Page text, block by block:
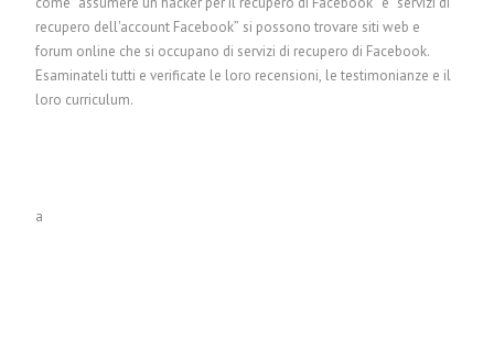
recupero dell'account Facebook” si possono trovare siti web e
forum online che si occupano di servizi di recupero di Facebook.
Esaminateli tutti e verificate le loro recensioni, le testimonianze e il
loro curriculum.
a